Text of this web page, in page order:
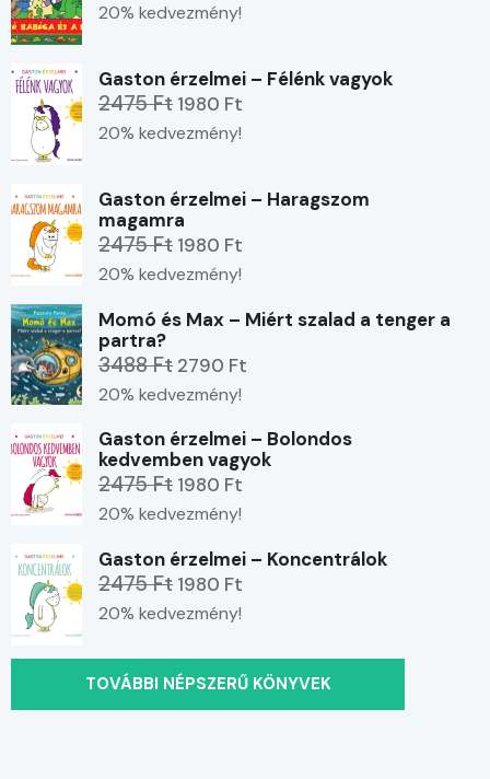
20% kedvezmény!
Gaston érzelmei – Félénk vagyok
2475 Ft 1980 Ft
20% kedvezmény!
Gaston érzelmei – Haragszom
magamra
2475 Ft 1980 Ft
20% kedvezmény!
Momó és Max – Miért szalad a tenger a
partra?
3488 Ft 2790 Ft
20% kedvezmény!
Gaston érzelmei – Bolondos
kedvemben vagyok
2475 Ft 1980 Ft
20% kedvezmény!
Gaston érzelmei – Koncentrálok
2475 Ft 1980 Ft
20% kedvezmény!
TOVÁBBI NÉPSZERŰ KÖNYVEK